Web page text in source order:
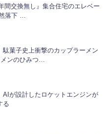
間交換無し』集合住宅のエレベー
落下 …
駄菓子史上衝撃のカップラーメン
ンのひみつ…
AIが設計したロケットエンジンが
る